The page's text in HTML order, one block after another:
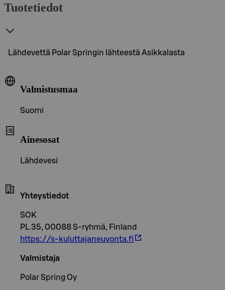
Tuotetiedot
Lähdevettä Polar Springin lähteestä Asikkalasta
Valmistusmaa
Suomi
Ainesosat
Lähdevesi
Yhteystiedot
SOK
PL 35, 00088 S-ryhmä, Finland
https://s-kuluttajaneuvonta.fi
Valmistaja
Polar Spring Oy